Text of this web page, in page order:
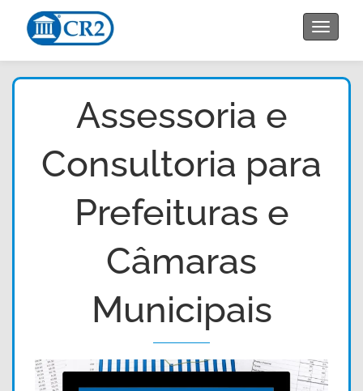
Toggle
Assessoria e
Consultoria para
Prefeituras e
Câmaras
Municipais